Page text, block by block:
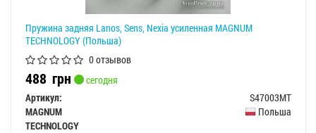
Пружина задняя Lanos, Sens, Nexia усиленная MAGNUM
TECHNOLOGY (Польша)
0 отзывов
488 грн
сегодня
Артикул:
S47003MT
MAGNUM
TECHNOLOGY
Польша